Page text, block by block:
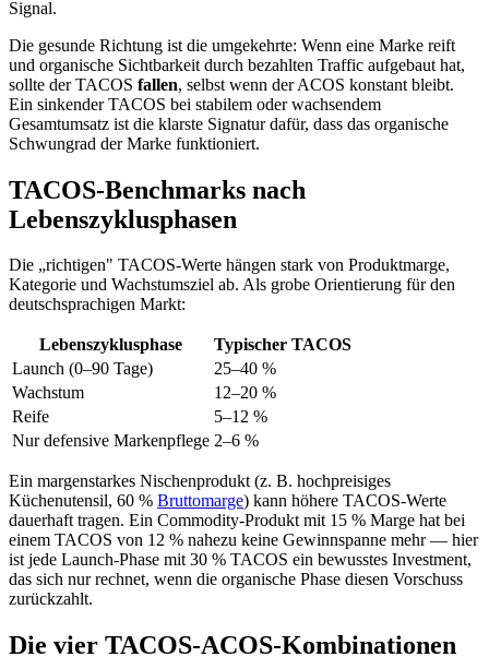
Signal.
Die gesunde Richtung ist die umgekehrte: Wenn eine Marke reift
und organische Sichtbarkeit durch bezahlten Traffic aufgebaut hat,
sollte der TACOS fallen, selbst wenn der ACOS konstant bleibt.
Ein sinkender TACOS bei stabilem oder wachsendem
Gesamtumsatz ist die klarste Signatur dafür, dass das organische
Schwungrad der Marke funktioniert.
TACOS-Benchmarks nach
Lebenszyklusphasen
Die „richtigen" TACOS-Werte hängen stark von Produktmarge,
Kategorie und Wachstumsziel ab. Als grobe Orientierung für den
deutschsprachigen Markt:
Lebenszyklusphase
Typischer TACOS
Launch (0–90 Tage)
25–40 %
Wachstum
12–20 %
Reife
5–12 %
Nur defensive Markenpflege 2–6 %
Ein margenstarkes Nischenprodukt (z. B. hochpreisiges
Küchenutensil, 60 % Bruttomarge) kann höhere TACOS-Werte
dauerhaft tragen. Ein Commodity-Produkt mit 15 % Marge hat bei
einem TACOS von 12 % nahezu keine Gewinnspanne mehr — hier
ist jede Launch-Phase mit 30 % TACOS ein bewusstes Investment,
das sich nur rechnet, wenn die organische Phase diesen Vorschuss
zurückzahlt.
Die vier TACOS-ACOS-Kombinationen